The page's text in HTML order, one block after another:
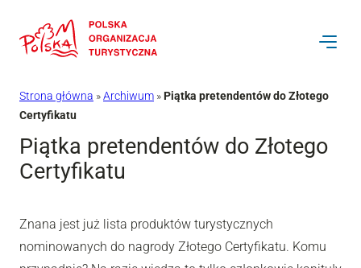
do
Strona główna »Archiwum »Piątka pretendentów do Złotego
Certyfikatu
Piątka pretendentów do Złotego
Certyfikatu
Znana jest już lista produktów turystycznych
nominowanych do nagrody Złotego Certyfikatu. Komu